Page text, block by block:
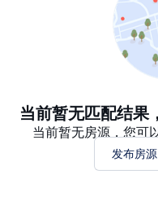
当前暂无匹配结果
当前暂无房源，您可
发布房源